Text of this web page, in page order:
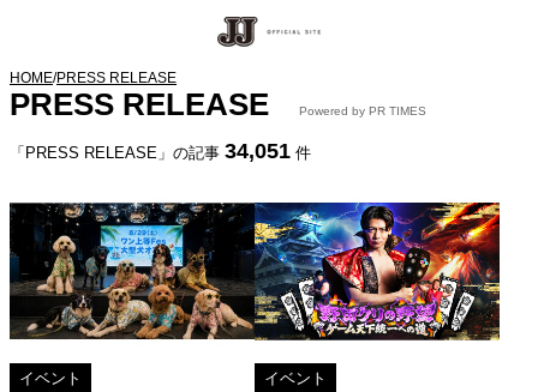
HOME/PRESS RELEASE
PRESS RELEASE Powered by PR TIMES
「PRESS RELEASE」の記事 34,051 件
イベント イベント